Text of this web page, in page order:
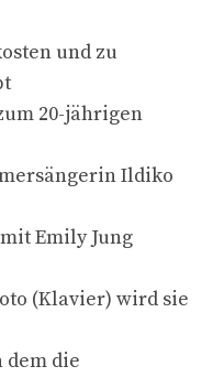
und zu
20-jährigen
Ildiko
Emily Jung
(Klavier) wird sie
die